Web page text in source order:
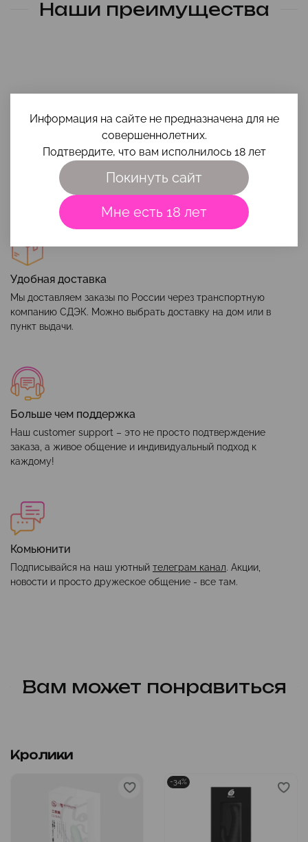
Наши преимущества
Чтобы игрушка и интимная косметика вам максимально
подошли, приходи наконсультациюили напиши свой вопрос
smehigrehsexshop@gmail.com
Удобная доставка
Мы доставляем заказы по России через транспортную
компанию СДЭК. Можно выбрать доставку на дом или в
пункт выдачи.
Больше чем поддержка
Наш customer support – это не просто подтверждение
заказа, а живое общение и индивидуальный подход к
каждому!
Комьюнити
Подписывайся на наш уютный телеграм канал. Акции,
новости и просто дружеское общение - все там.
Вам может понравиться
Кролики
-34%
Информация на сайте не предназначена для не
совершеннолетних.
Подтвердите, что вам исполнилось 18 лет
Покинуть сайт
Мне есть 18 лет